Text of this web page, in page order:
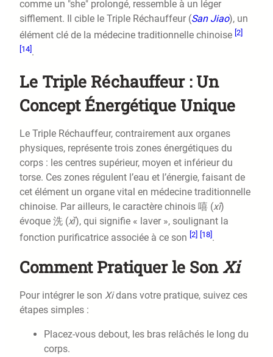
comme un "she" prolongé, ressemble à un léger
sifflement. Il cible le Triple Réchauffeur (San Jiao), un
élément clé de la médecine traditionnelle chinoise [2]
[14] .
Le Triple Réchauffeur : Un
Concept Énergétique Unique
Le Triple Réchauffeur, contrairement aux organes
physiques, représente trois zones énergétiques du
corps : les centres supérieur, moyen et inférieur du
torse. Ces zones régulent l’eau et l’énergie, faisant de
cet élément un organe vital en médecine traditionnelle
chinoise. Par ailleurs, le caractère chinois 嘻 (xī)
évoque 洗 (xǐ), qui signifie « laver », soulignant la
fonction purificatrice associée à ce son [2] [18] .
Comment Pratiquer le Son Xi
Pour intégrer le son Xidans votre pratique, suivez ces
étapes simples :
Placez-vous debout, les bras relâchés le long du
corps.